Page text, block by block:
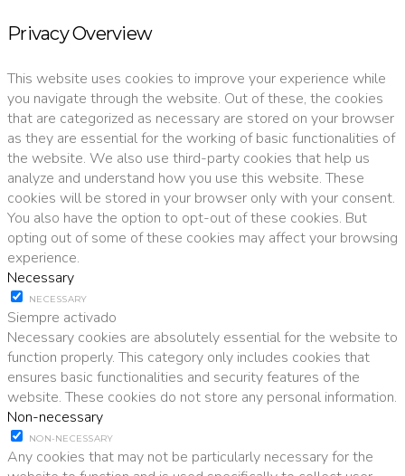
Privacy Overview
This website uses cookies to improve your experience while
you navigate through the website. Out of these, the cookies
that are categorized as necessary are stored on your browser
as they are essential for the working of basic functionalities of
the website. We also use third-party cookies that help us
analyze and understand how you use this website. These
cookies will be stored in your browser only with your consent.
You also have the option to opt-out of these cookies. But
opting out of some of these cookies may affect your browsing
experience.
Necessary
NECESSARY
Siempre activado
Necessary cookies are absolutely essential for the website to
function properly. This category only includes cookies that
ensures basic functionalities and security features of the
website. These cookies do not store any personal information.
Non-necessary
NON-NECESSARY
Any cookies that may not be particularly necessary for the